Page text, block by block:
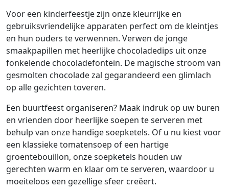
Voor een kinderfeestje zijn onze kleurrijke en
gebruiksvriendelijke apparaten perfect om de kleintjes
en hun ouders te verwennen. Verwen de jonge
smaakpapillen met heerlijke chocoladedips uit onze
fonkelende chocoladefontein. De magische stroom van
gesmolten chocolade zal gegarandeerd een glimlach
op alle gezichten toveren.
Een buurtfeest organiseren? Maak indruk op uw buren
en vrienden door heerlijke soepen te serveren met
behulp van onze handige soepketels. Of u nu kiest voor
een klassieke tomatensoep of een hartige
groentebouillon, onze soepketels houden uw
gerechten warm en klaar om te serveren, waardoor u
moeiteloos een gezellige sfeer creëert.